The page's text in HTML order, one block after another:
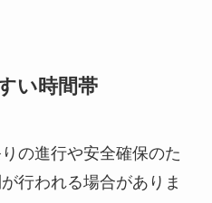
い時間帯
の進行や安全確保のた
行われる場合がありま